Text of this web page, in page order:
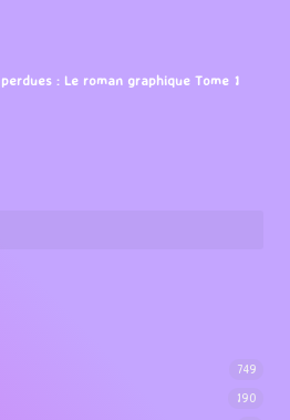
: Le roman graphique Tome 1
749
190